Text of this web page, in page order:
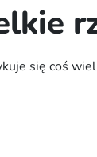
się coś